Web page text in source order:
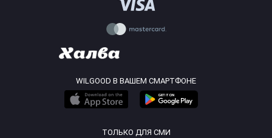
WILGOOD В ВАШЕМ СМАРТФОНЕ
ТОЛЬКО ДЛЯ СМИ